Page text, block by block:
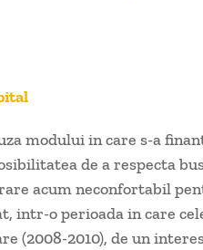
modului in care s-a
de a respecta
acum neconfortabil
intr-o perioada in care
(2008-2010), de un